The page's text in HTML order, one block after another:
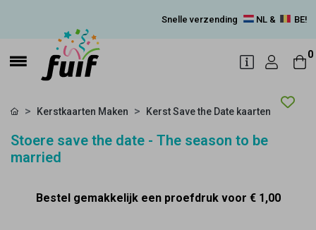
Snelle verzending NL & BE!
0
Kerstkaarten Maken Kerst Save the Date kaarten
Stoere save the date - The season to be
married
Bestel gemakkelijk een proefdruk voor € 1,00